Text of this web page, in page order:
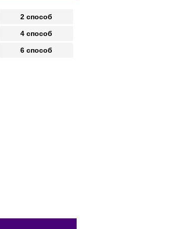
2 способ
4 способ
6 способ